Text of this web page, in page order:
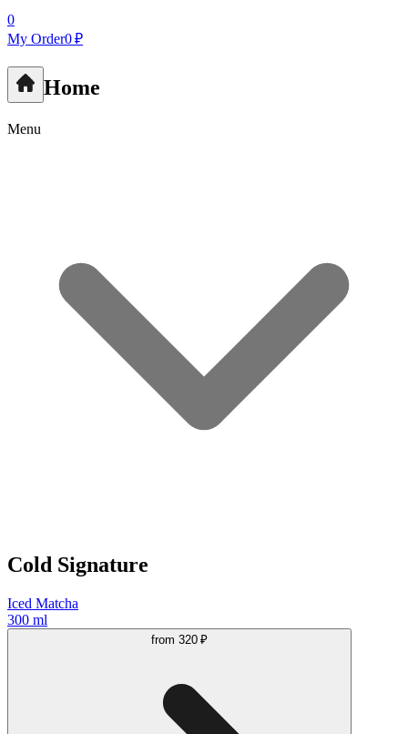
0
My Order0 ₽
Home
Menu
Cold Signature
Iced Matcha
300 ml
from 320 ₽